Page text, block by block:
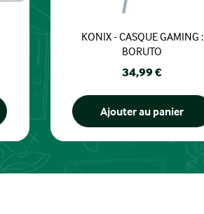
KONIX - CASQUE GAMING :
BORUTO
Prix
34,99 €
Ajouter au panier